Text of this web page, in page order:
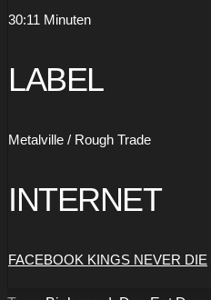
30:11 Minuten
LABEL
Metalville / Rough Trade
INTERNET
FACEBOOK KINGS NEVER DIE